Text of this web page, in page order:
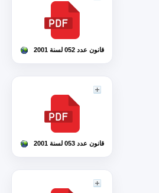
قانون عدد 052 لسنة 2001
قانون عدد 053 لسنة 2001